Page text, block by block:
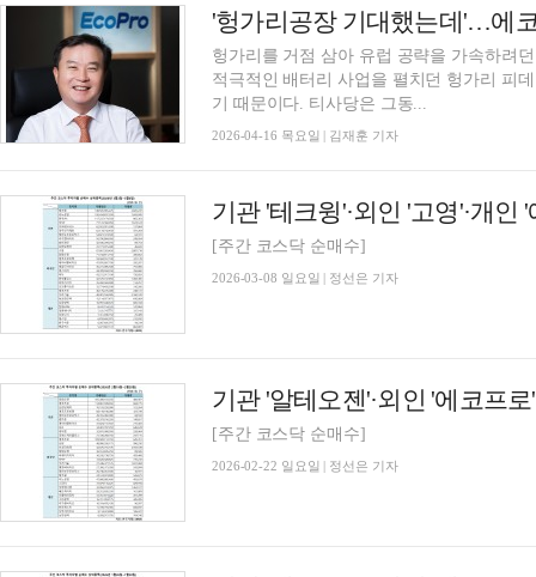
헝가리를 거점 삼아 유럽 공략을 가속하려
적극적인 배터리 사업을 펼치던 헝가리 피
기 때문이다. 티사당은 그동...
2026-04-16 목요일 | 김재훈 기자
[주간 코스닥 순매수]
2026-03-08 일요일 | 정선은 기자
[주간 코스닥 순매수]
2026-02-22 일요일 | 정선은 기자